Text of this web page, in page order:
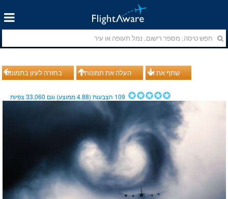
בחזרה לעיון בתמונות העלה את תמונותיך שתף את זה
109 הצבעות (4.88ממוצע) וגם 33,060צפיות